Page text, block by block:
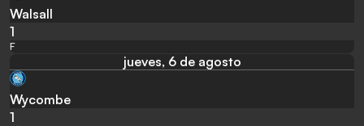
Walsall
1
F
jueves, 6 de agosto
Wycombe
1